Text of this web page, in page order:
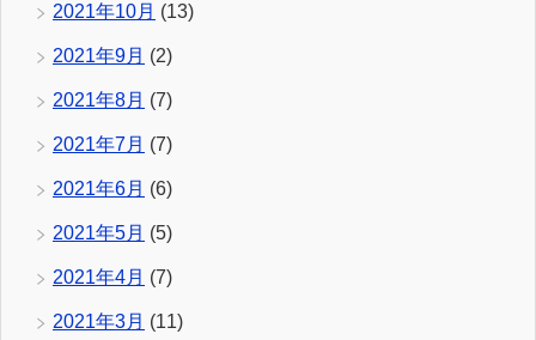
2021年10月 (13)
2021年9月 (2)
2021年8月 (7)
2021年7月 (7)
2021年6月 (6)
2021年5月 (5)
2021年4月 (7)
2021年3月 (11)